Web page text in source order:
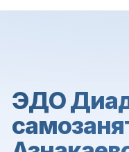
ЭДО